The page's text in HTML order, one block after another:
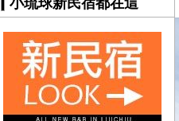
【哇靠小琉球粉絲團】即時動態!!
小琉球民宿空房
小琉球民宿
小琉球民宿推薦
小琉球民宿特約】東港停車場!!看這邊
小琉球民宿 最完整的旅遊資訊都在這
小琉球新民宿都在這